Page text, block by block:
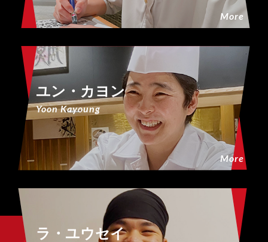
More
ユン・カヨン
Yoon Kayoung
More
ラ・ユウセイ